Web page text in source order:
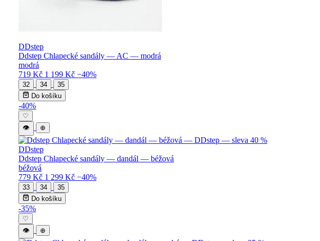
DDstep
Ddstep Chlapecké sandály — AC — modrá
modrá
719 Kč 1 199 Kč −40%
32 34
35
Do košíku
-40%
♡
👁
⊕
DDstep
Ddstep Chlapecké sandály — dandál — béžová
béžová
779 Kč 1 299 Kč −40%
33 34
35
Do košíku
-35%
♡
👁
⊕